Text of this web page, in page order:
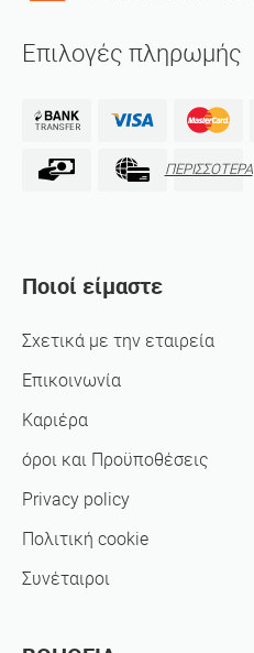
Επιλογές πληρωμής
ΠΕΡΙΣΣΟΤΕΡΑ
Ποιοί είμαστε
Σχετικά με την εταιρεία
Επικοινωνία
Καριέρα
όροι και Προϋποθέσεις
Privacy policy
Πολιτική cookie
Συνέταιροι